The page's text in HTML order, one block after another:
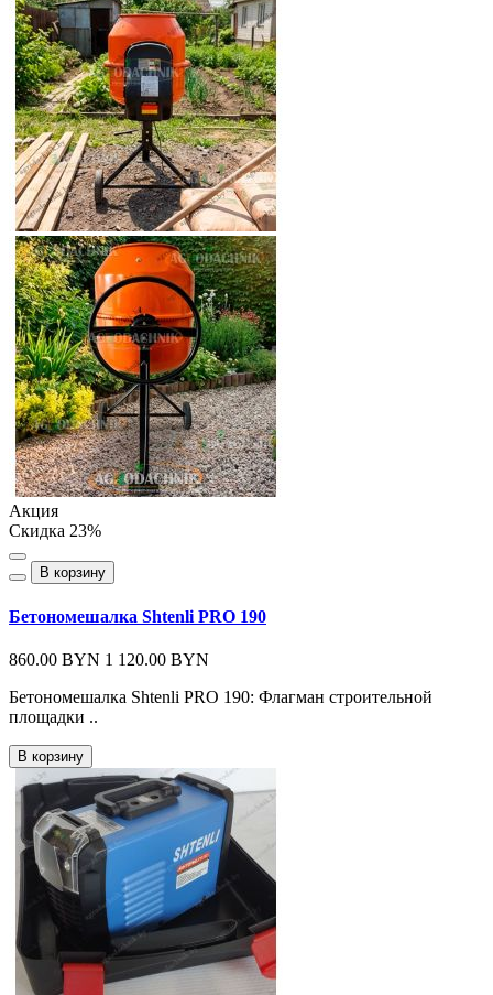
Акция
Скидка 23%
В корзину
Бетономешалка Shtenli PRO 190
860.00 BYN 1 120.00 BYN
Бетономешалка Shtenli PRO 190: Флагман строительной
площадки ..
В корзину